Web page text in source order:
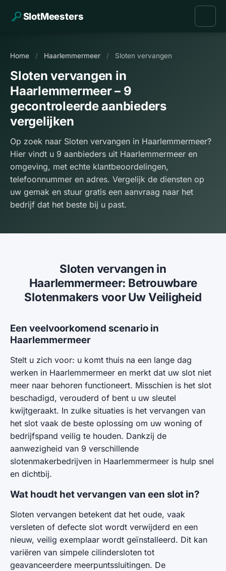
SlotMeesters
Home / Haarlemmermeer / Sloten vervangen
Sloten vervangen in
Haarlemmermeer – 9
gecontroleerde aanbieders
vergelijken
Op zoek naar Sloten vervangen in Haarlemmermeer?
Hier vindt u 9 aanbieders uit Haarlemmermeer en
omgeving, met echte klantbeoordelingen,
telefoonnummer en adres. Vergelijk de diensten op
uw gemak en stuur gratis een aanvraag naar het
bedrijf dat het beste bij u past.
Sloten vervangen in
Haarlemmermeer: Betrouwbare
Slotenmakers voor Uw Veiligheid
Een veelvoorkomend scenario in
Haarlemmermeer
Stelt u zich voor: u komt thuis na een lange dag
werken in Haarlemmermeer en merkt dat uw slot niet
meer naar behoren functioneert. Misschien is het slot
beschadigd, verouderd of bent u uw sleutel
kwijtgeraakt. In zulke situaties is het vervangen van
het slot vaak de beste oplossing om uw woning of
bedrijfspand veilig te houden. Dankzij de
aanwezigheid van 9 verschillende
slotenmakerbedrijven in Haarlemmermeer is hulp snel
en dichtbij.
Wat houdt het vervangen van een slot in?
Sloten vervangen betekent dat het oude, vaak
versleten of defecte slot wordt verwijderd en een
nieuw, veilig exemplaar wordt geïnstalleerd. Dit kan
variëren van simpele cilindersloten tot
geavanceerdere meerpuntssluitingen. De